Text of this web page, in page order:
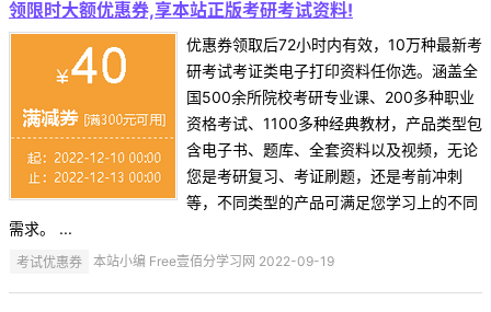
领限时大额优惠券,享本站正版考研考试资料!
优惠券领取后72小时内有效，10万种最新考
研考试考证类电子打印资料任你选。涵盖全
国500余所院校考研专业课、200多种职业
资格考试、1100多种经典教材，产品类型包
含电子书、题库、全套资料以及视频，无论
您是考研复习、考证刷题，还是考前冲刺
等，不同类型的产品可满足您学习上的不同
需求。 ...
考试优惠券 本站小编 Free壹佰分学习网 2022-09-19